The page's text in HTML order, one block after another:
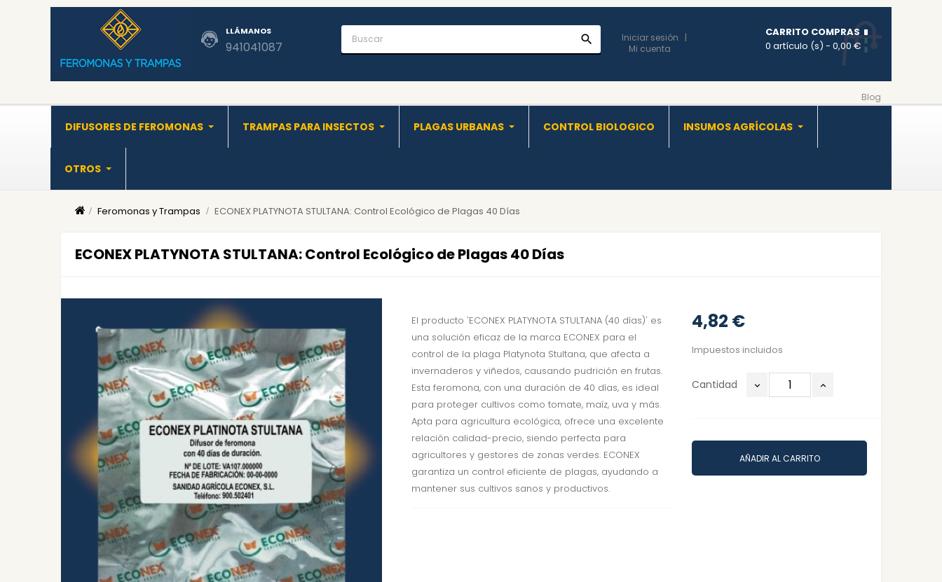
LLÁMANOS
941041087 search
Iniciar sesión
Mi cuenta
CARRITO COMPRAS
0 artículo (s) - 0,00 €
Blog
DIFUSORES DE FEROMONAS TRAMPAS PARA INSECTOS PLAGAS URBANAS CONTROL BIOLOGICO INSUMOS AGRÍCOLAS
OTROS
Feromonas y Trampas ECONEX PLATYNOTA STULTANA: Control Ecológico de Plagas 40 Días
ECONEX PLATYNOTA STULTANA: Control Ecológico de Plagas 40 Días
4,82 €
Impuestos incluidos
Cantidad
AÑADIR AL CARRITO
El producto 'ECONEX PLATYNOTA STULTANA (40 días)' es
una solución eficaz de la marca ECONEX para el
control de la plaga Platynota Stultana, que afecta a
invernaderos y viñedos, causando pudrición en frutas.
Esta feromona, con una duración de 40 días, es ideal
para proteger cultivos como tomate, maíz, uva y más.
Apta para agricultura ecológica, ofrece una excelente
relación calidad-precio, siendo perfecta para
agricultores y gestores de zonas verdes. ECONEX
garantiza un control eficiente de plagas, ayudando a
mantener sus cultivos sanos y productivos.